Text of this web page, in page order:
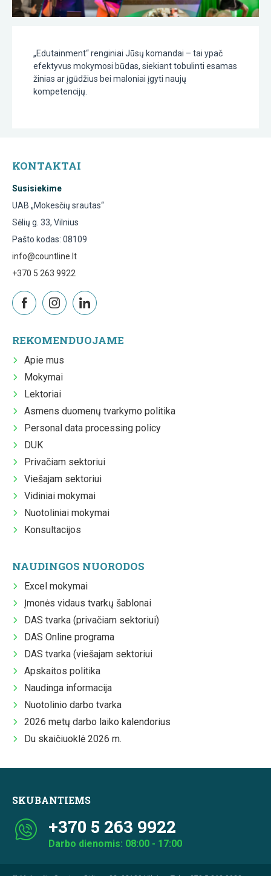
„Edutainment“ renginiai Jūsų komandai – tai ypač
efektyvus mokymosi būdas, siekiant tobulinti esamas
žinias ar įgūdžius bei maloniai įgyti naujų
kompetencijų.
KONTAKTAI
Susisiekime
UAB „Mokesčių srautas“
Sėlių g. 33, Vilnius
Pašto kodas: 08109
info@countline.lt
+370 5 263 9922
REKOMENDUOJAME
Apie mus
Mokymai
Lektoriai
Asmens duomenų tvarkymo politika
Personal data processing policy
DUK
Privačiam sektoriui
Viešajam sektoriui
Vidiniai mokymai
Nuotoliniai mokymai
Konsultacijos
NAUDINGOS NUORODOS
Excel mokymai
Įmonės vidaus tvarkų šablonai
DAS tvarka (privačiam sektoriui)
DAS Online programa
DAS tvarka (viešajam sektoriui
Apskaitos politika
Naudinga informacija
Nuotolinio darbo tvarka
2026 metų darbo laiko kalendorius
Du skaičiuoklė 2026 m.
SKUBANTIEMS
+370 5 263 9922
Darbo dienomis: 08:00 - 17:00